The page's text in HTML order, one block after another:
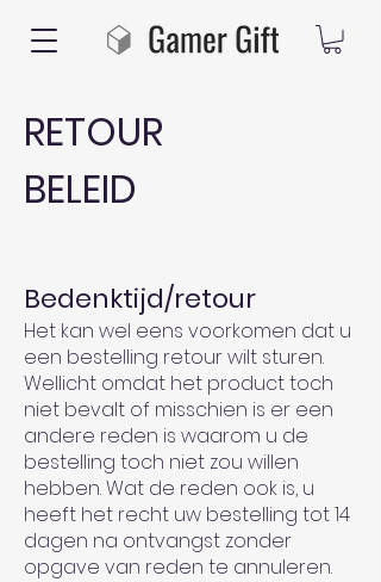
RETOUR
BELEID
Bedenktijd/retour
Het kan wel eens voorkomen dat u
een bestelling retour wilt sturen.
Wellicht omdat het product toch
niet bevalt of misschien is er een
andere reden is waarom u de
bestelling toch niet zou willen
hebben. Wat de reden ook is, u
heeft het recht uw bestelling tot 14
dagen na ontvangst zonder
opgave van reden te annuleren.